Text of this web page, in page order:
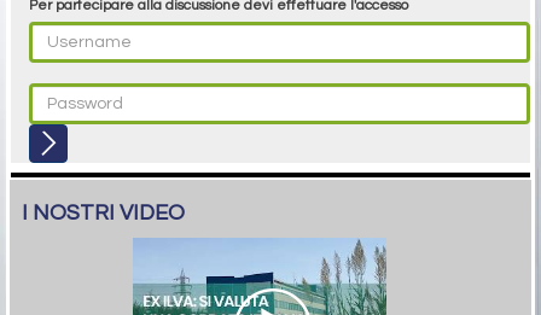
Per partecipare alla discussione devi effettuare l'accesso
I NOSTRI VIDEO